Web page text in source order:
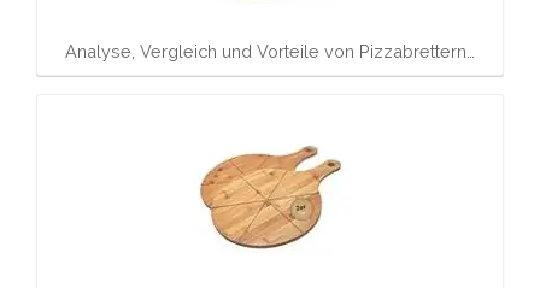
Analyse, Vergleich und Vorteile von Pizzabrettern…